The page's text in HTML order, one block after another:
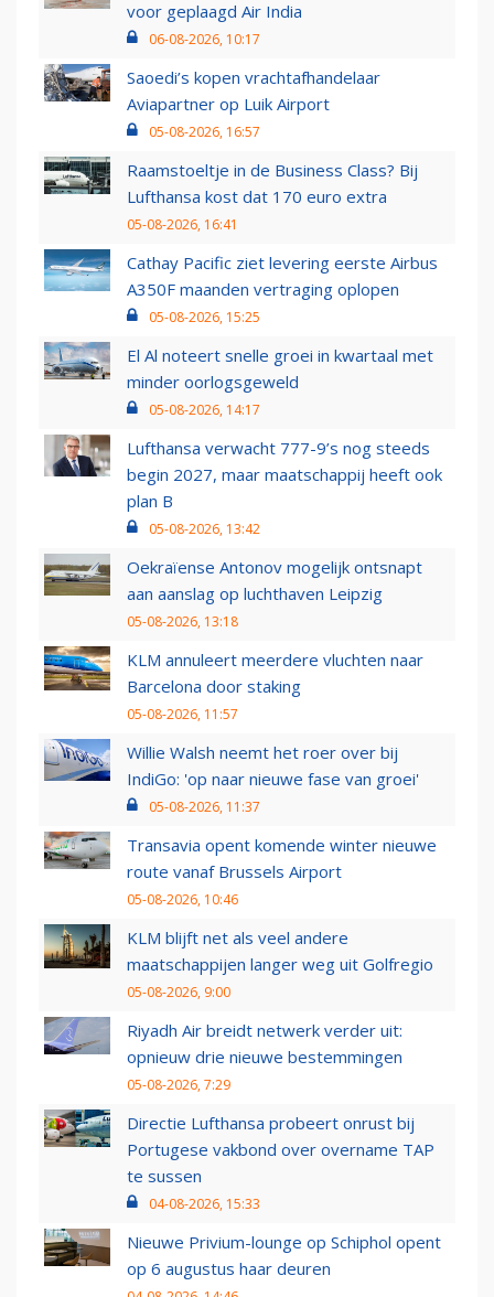
voor geplaagd Air India
06-08-2026, 10:17
Saoedi’s kopen vrachtafhandelaar
Aviapartner op Luik Airport
05-08-2026, 16:57
Raamstoeltje in de Business Class? Bij
Lufthansa kost dat 170 euro extra
05-08-2026, 16:41
Cathay Pacific ziet levering eerste Airbus
A350F maanden vertraging oplopen
05-08-2026, 15:25
El Al noteert snelle groei in kwartaal met
minder oorlogsgeweld
05-08-2026, 14:17
Lufthansa verwacht 777-9’s nog steeds
begin 2027, maar maatschappij heeft ook
plan B
05-08-2026, 13:42
Oekraïense Antonov mogelijk ontsnapt
aan aanslag op luchthaven Leipzig
05-08-2026, 13:18
KLM annuleert meerdere vluchten naar
Barcelona door staking
05-08-2026, 11:57
Willie Walsh neemt het roer over bij
IndiGo: 'op naar nieuwe fase van groei'
05-08-2026, 11:37
Transavia opent komende winter nieuwe
route vanaf Brussels Airport
05-08-2026, 10:46
KLM blijft net als veel andere
maatschappijen langer weg uit Golfregio
05-08-2026, 9:00
Riyadh Air breidt netwerk verder uit:
opnieuw drie nieuwe bestemmingen
05-08-2026, 7:29
Directie Lufthansa probeert onrust bij
Portugese vakbond over overname TAP
te sussen
04-08-2026, 15:33
Nieuwe Privium-lounge op Schiphol opent
op 6 augustus haar deuren